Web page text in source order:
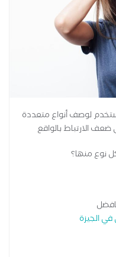
لوصف أنواع متعددة
الارتباط بالواقع
نوع منها؟
الجيزة